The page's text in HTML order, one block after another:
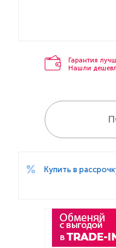
Гарантия
Нашли
Купить в